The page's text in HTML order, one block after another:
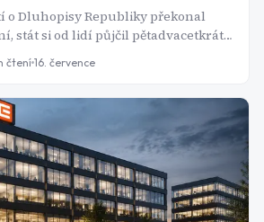
o Dluhopisy Republiky překonal
stát si od lidí půjčil pětadvacetkrát
v roce 2019.
čtení16. července